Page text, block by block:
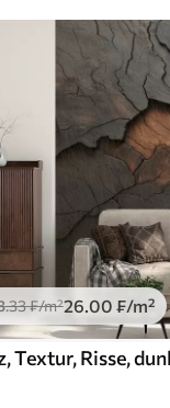
.33₣/m²26.00 ₣/m²